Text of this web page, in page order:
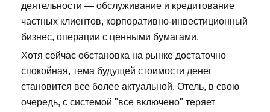
деятельности — обслуживание и кредитование
частных клиентов, корпоративно-инвестиционный
бизнес, операции с ценными бумагами.
Хотя сейчас обстановка на рынке достаточно
спокойная, тема будущей стоимости денег
становится все более актуальной. Отель, в свою
очередь, с системой "все включено" теряет